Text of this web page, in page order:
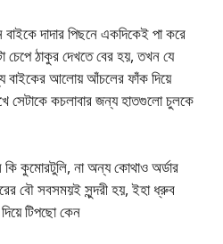
দাদার পিছনে একদিকেই পা করে
চেপে ঠাকুর দেখতে বের হয়, তখন যে
বাইকের আলোয় আঁচলের ফাঁক দিয়ে
সেটাকে কচলাবার জন্য হাতগুলো চুলকে
কুমোরটুলি, না অন্য কোথাও অর্ডার
বৌ সবসময়ই সুন্দরী হয়, ইহা ধ্রুব
টিপছো কেন